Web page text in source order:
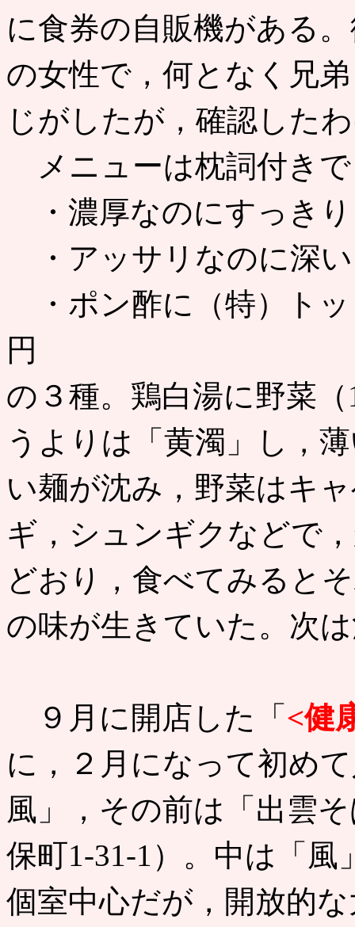
に食券の自販機がある
の女性で，何となく兄
じがしたが，確認した
メニューは枕詞付き
・濃厚なのにすっき
・アッサリなのに深
・ポン酢に（特）ト
円
の３種。鶏白湯に野菜
うよりは「黄濁」し，
い麺が沈み，野菜はキ
ギ，シュンギクなどで
どおり，食べてみると
の味が生きていた。次
９月に開店した「 <健
に，２月になって初め
風」，その前は「出雲
保町1-31-1）。中は「
個室中心だが，開放的